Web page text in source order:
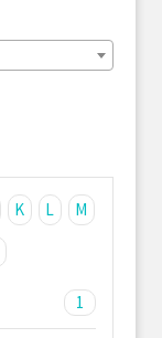
K L
M
1